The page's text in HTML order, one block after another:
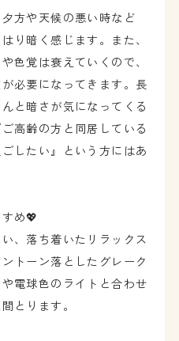
方や天候の悪い時など
り暗く感じます。また、
色覚は衰えていくので、
必要になってきます。長
と暗さが気になってくる
高齢の方と同居している
したい』という方にはあ
め💖
、落ち着いたリラックス
トーン落としたグレーク
電球色のライトと合わせ
とります。